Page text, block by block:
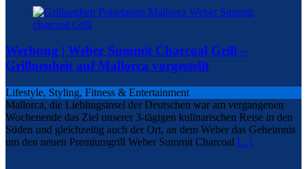
Werbung | Weber Summit Charcoal Grill –
Grillneuheit auf Mallorca vorgestellt
Lifestyle, Styling, Fitness & Entertainment
Mallorca, die Lieblingsinsel der Deutschen war am vergangenen
Wochenende das Ziel unserer 3-tägigen kulinarischen Reise in den
Süden und gleichzeitig auch der Ort, an dem Weber das Geheimnis
um den neuen Premiumgrill Weber Summit Charcoal [...]